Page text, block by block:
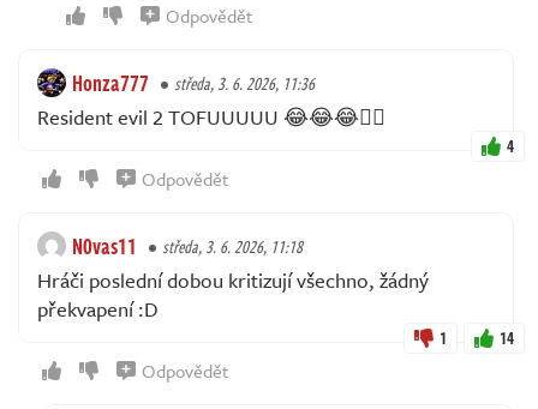
Odpovědět
Honza777 středa, 3. 6. 2026, 11:36
Resident evil 2 TOFUUUUU 😂😂😂👌🏼
4
Odpovědět
N0vas11 středa, 3. 6. 2026, 11:18
Hráči poslední dobou kritizují všechno, žádný
překvapení :D
1 14
Odpovědět